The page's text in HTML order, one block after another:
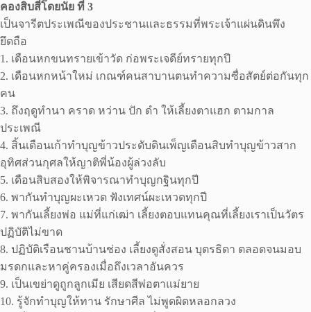
คองสิบสี่โดยนัย ที่ 3
เป็นจารีตประเพณีของประชานและธรรมที่พระเจ้าแผ่นดินพึง
ยึดถือ
1. เดือนหกขนทรายเข้าวัด ก่อพระเจดีย์ทรายทุกปี
2. เดือนหกหน้าใหม่ เกณฑ์คนสาบานตนทําความซื่อสัตย์ต่อกันทุก
คน
3. ถึงฤดูทํานา คราด หว่าน ปัก ดํา ให้เลี้ยงตาแฮก ตามกาล
ประเพณี
4. สิ้นเดือนเก้าทําบุญข้าวประดับดินเพ็ญเดือนสิบทําบุญข้าวสาก
อุทิศส่วนกุศลให้ญาติพี่น้องผู้ล่วงลับ
5. เดือนสิบสองให้พิจารณาทําบุญกฐินทุกปี
6. พากันทําบุญผะเหวด ฟังเทศน์ผะเหวดทุกปี
7. พากันเลี้ยงพ่อ แม่ที่แก่เฒ่า เลี้ยงตอบแทนคุณที่เลี้ยงเราเป็นวัตร
ปฏิบัติไม่ขาด
8. ปฏิบัติเรือนชานบ้านช่อง เลี้ยงดูสั่งสอน บุตรธิดา ตลอดจนมอบ
มรดกและหาคู่ครองเมื่อถึงเวลาอันควร
9. เป็นเขย่าดูถูกลูกเมีย เสียดสีพ่อตาแม่ยาย
10. รู้จักทําบุญให้ทาน รักษาศีล ไม่พูดผิดหลอกลวง